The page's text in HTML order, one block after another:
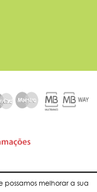
possamos melhorar a sua